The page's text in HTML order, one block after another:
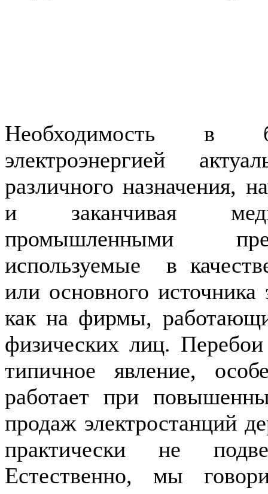
Необходимость в
электроэнергией
различного назначения,
и заканчивая
промышленными
используемые в
или основного источника
как на фирмы,
физических лиц.
типичное явление,
работает при
продаж электростанций
практически не
Естественно, мы